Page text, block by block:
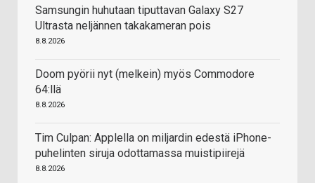
Samsungin huhutaan tiputtavan Galaxy S27
Ultrasta neljännen takakameran pois
8.8.2026
Doom pyörii nyt (melkein) myös Commodore
64:llä
8.8.2026
Tim Culpan: Applella on miljardin edestä iPhone-
puhelinten siruja odottamassa muistipiirejä
8.8.2026